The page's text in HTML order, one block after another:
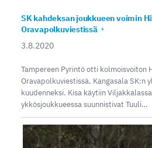
SK kahdeksan joukkueen voimin
Oravapolkuviestissä
3.8.2020
Tampereen Pyrintö otti kolmoisvoiton
Oravapolkuviestissä, Kangasala SK:n
kuudenneksi. Kisa käytiin
ykkösjoukkueessa suunnistivat Tuuli…